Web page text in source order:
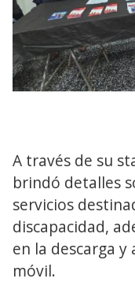
A través de su
brindó detalles
servicios
discapacidad,
en la descarga
móvil.